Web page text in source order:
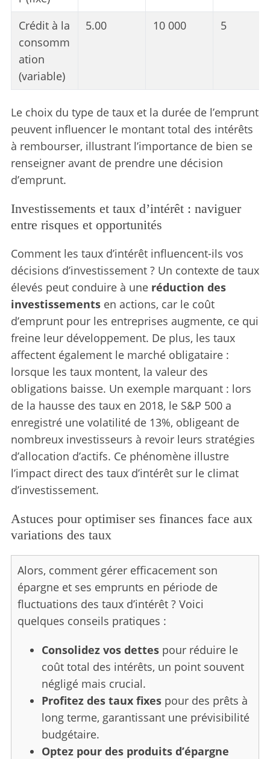
Crédit à la
consomm
ation
(variable)
5.00 10 000 5
Le choix du type de taux et la durée de l’emprunt
peuvent influencer le montant total des intérêts
à rembourser, illustrant l’importance de bien se
renseigner avant de prendre une décision
d’emprunt.
Investissements et taux d’intérêt : naviguer
entre risques et opportunités
Comment les taux d’intérêt influencent-ils vos
décisions d’investissement ? Un contexte de taux
élevés peut conduire à une réduction des
investissementsen actions, car le coût
d’emprunt pour les entreprises augmente, ce qui
freine leur développement. De plus, les taux
affectent également le marché obligataire :
lorsque les taux montent, la valeur des
obligations baisse. Un exemple marquant : lors
de la hausse des taux en 2018, le S&P 500 a
enregistré une volatilité de 13%, obligeant de
nombreux investisseurs à revoir leurs stratégies
d’allocation d’actifs. Ce phénomène illustre
l’impact direct des taux d’intérêt sur le climat
d’investissement.
Astuces pour optimiser ses finances face aux
variations des taux
Alors, comment gérer efficacement son
épargne et ses emprunts en période de
fluctuations des taux d’intérêt ? Voici
quelques conseils pratiques :
Consolidez vos dettespour réduire le
coût total des intérêts, un point souvent
négligé mais crucial.
Profitez des taux fixespour des prêts à
long terme, garantissant une prévisibilité
budgétaire.
Optez pour des produits d’épargne
e
a
c
h
o
r
: